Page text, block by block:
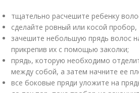
тщательно расчешите ребенку
сделайте ровный или косой пробор,
зачешите небольшую прядь волос
прикрепив их с помощью заколки;
прядь, которую необходимо
между собой, а затем начните ее
все боковые пряди уложите на